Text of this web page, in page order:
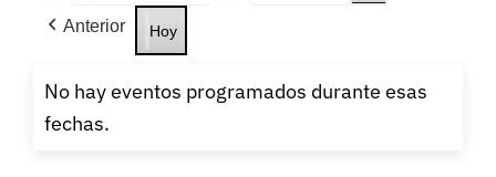
Anterior Hoy
No hay eventos programados durante esas
fechas.